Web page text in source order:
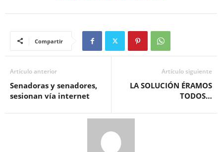
Compartir
Artículo anterior
Senadoras y senadores,
sesionan vía internet
Artículo siguiente
LA SOLUCIÓN ÉRAMOS
TODOS…